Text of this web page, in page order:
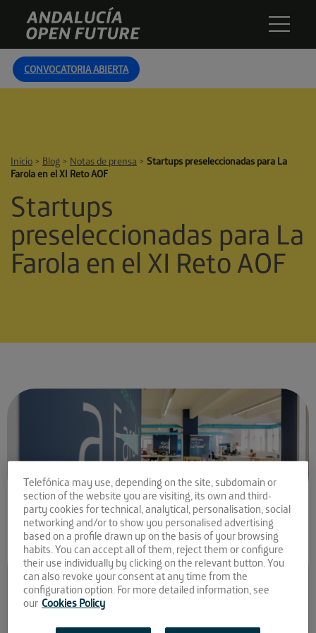
content
Andalucía
Open
Future
CONVOCATORIA ABIERTA
Inicio > Blog > Notas de prensa > Startups preseleccionadas para La
Farola en el XI Reto AOF
Startups
preseleccionadas para La
Farola en el XI Reto AOF
Comparte la noticia:
Startups preseleccionadas
para La Farola en el XI
Telefónica may use, depending on the site, subdomain or
section of the website you are visiting, its own and third-
party cookies for technical, analytical, personalisation, social
networking and/or to show you personalised advertising
based on a profile drawn up on the basis of your browsing
habits. You can accept all of them, reject them or configure
their use individually by clicking on the relevant button. You
can also revoke your consent at any time from the
configuration option. For more detailed information, see
our Cookies Policy